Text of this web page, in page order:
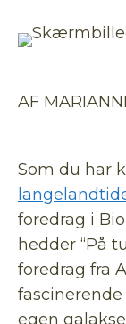
AF
Som du har
foredrag i
hedder “På
foredrag fra
egen